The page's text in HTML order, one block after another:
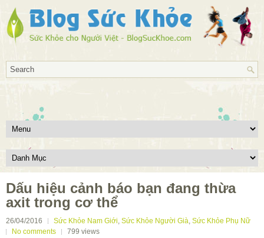
Dấu hiệu cảnh báo bạn đang thừa
axit trong cơ thể
26/04/2016 Sức Khỏe Nam Giới, Sức Khỏe Người Già, Sức Khỏe Phụ Nữ
No comments
799 views